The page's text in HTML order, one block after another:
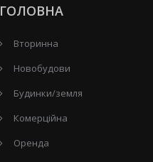
ГОЛОВНА
Вторинна
Новобудови
Будинки/земля
Комерційна
Оренда